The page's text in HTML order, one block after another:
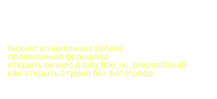
бизнес до миллиона рублей
проверенная франшиза
открыть бизнес в {city_title_nc_prepositional}
как открыть студию без фотографа